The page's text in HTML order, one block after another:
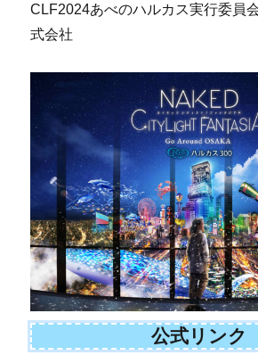
CLF2024あべのハルカス実行委員
式会社
公式リンク